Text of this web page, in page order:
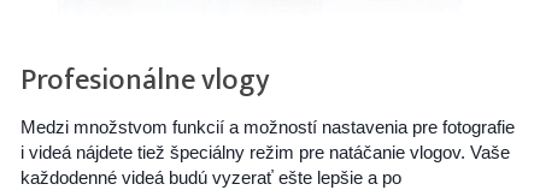
Profesionálne vlogy
Medzi množstvom funkcií a možností nastavenia pre fotografie
i videá nájdete tiež špeciálny režim pre natáčanie vlogov. Vaše
každodenné videá budú vyzerať ešte lepšie a po